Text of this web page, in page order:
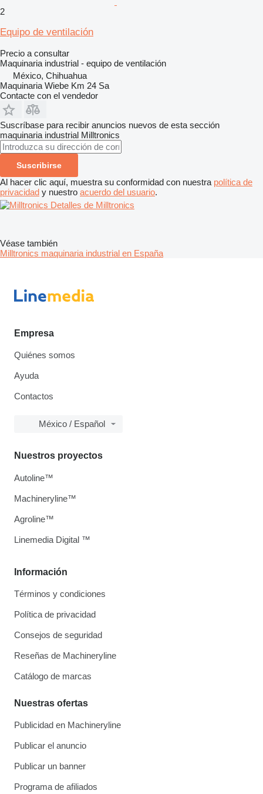
2
Equipo de ventilación
Precio a consultar
Maquinaria industrial - equipo de ventilación
México, Chihuahua
Maquinaria Wiebe Km 24 Sa
Contacte con el vendedor
Suscríbase para recibir anuncios nuevos de esta sección
maquinaria industrial Milltronics
Suscribirse
Al hacer clic aquí, muestra su conformidad con nuestra política de
privacidad y nuestro acuerdo del usuario.
Detalles de Milltronics
Véase también
Milltronics maquinaria industrial en España
Empresa
Quiénes somos
Ayuda
Contactos
México / Español
Información
Términos y condiciones
Política de privacidad
Consejos de seguridad
Reseñas de Machineryline
Catálogo de marcas
Nuestras ofertas
Publicidad en Machineryline
Publicar el anuncio
Publicar un banner
Programa de afiliados
Nuestros proyectos
Autoline™
Machineryline™
Agroline™
Linemedia Digital ™